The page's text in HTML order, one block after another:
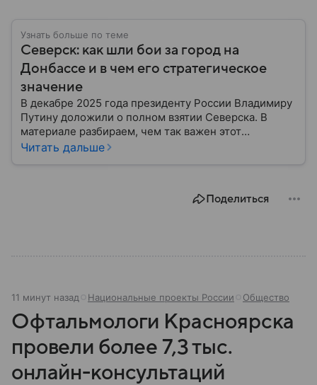
Узнать больше по теме
Северск: как шли бои за город на
Донбассе и в чем его стратегическое
значение
В декабре 2025 года президенту России Владимиру
Путину доложили о полном взятии Северска. В
материале разбираем, чем так важен этот
небольшой населенный пункт Донбасса и как его
Читать дальше
Поделиться
11 минут назад Национальные проекты России Общество
Офтальмологи Красноярска
провели более 7,3 тыс.
онлайн-консультаций